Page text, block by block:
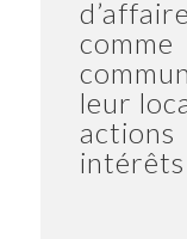
leur
intérêts